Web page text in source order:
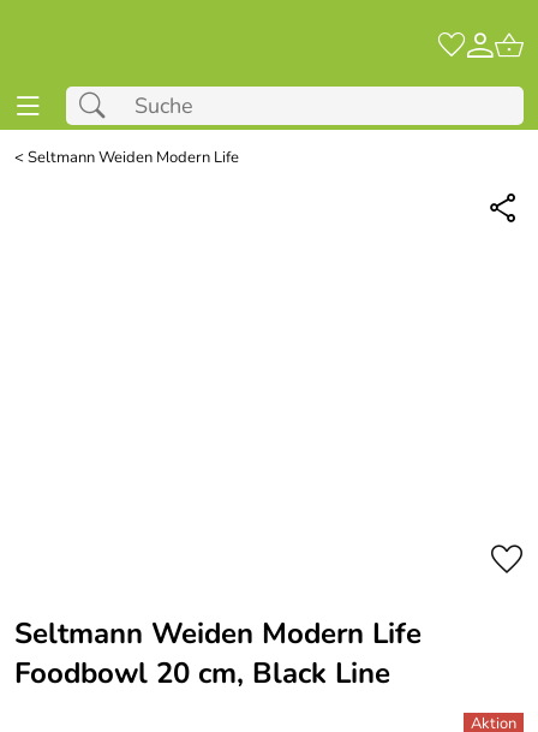
<Seltmann Weiden Modern Life
Seltmann Weiden Modern Life
Foodbowl 20 cm, Black Line